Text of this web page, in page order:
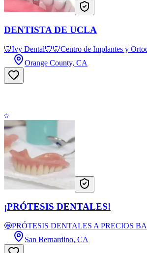
DENTISTA DE UCLA
🦷Ivy Dental🦷🦷Centro de Implantes y
Orange County, CA
¡PRÓTESIS DENTALES!
🤩PRÓTESIS DENTALES A PRECIOS
San Bernardino, CA